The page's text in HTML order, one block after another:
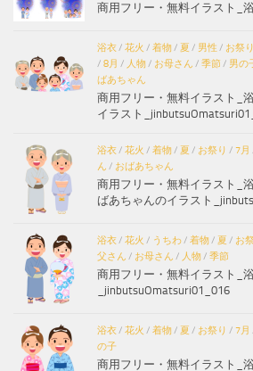
商用フリー・無料イラスト_
浴衣/ 花火 / 着物/ 夏 / 男性 / お祭り
/ 8月 / 人物/ お母さん / 季節/ 男の
ばあちゃん
商用フリー・無料イラスト_
イラスト
浴衣/ 花火 / 着物/ 夏 / お祭り / 7月
ん / おばあちゃん
商用フリー・無料イラスト_
ばあちゃんのイラスト
浴衣/ 花火 / うちわ/ 着物/ 夏 / お
父さん / お母さん / 人物/ 季節
商用フリー・無料イラスト_
_jinbutsuOmatsuri01_016
浴衣/ 花火 / 着物/ 夏 / お祭り / 7月
の子
商用フリー・無料イラスト_